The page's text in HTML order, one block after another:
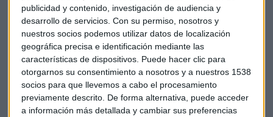
publicidad y contenido, investigación de audiencia y
desarrollo de servicios. Con su permiso, nosotros y
nuestros socios podemos utilizar datos de localización
geográfica precisa e identificación mediante las
características de dispositivos. Puede hacer clic para
otorgarnos su consentimiento a nosotros y a nuestros 1538
socios para que llevemos a cabo el procesamiento
previamente descrito. De forma alternativa, puede acceder
a información más detallada y cambiar sus preferencias
El interés es lógico porque la realidad es que por esta vía
puede dificultarse la entrada en el mercado de otros
competidores sin red propia, mermando la competencia.
Tendremos que esperar al próximo mes de junio cuando
conoceremos el informe de la CNMC sobre la implantación
de esta norma y su práctica financiera.